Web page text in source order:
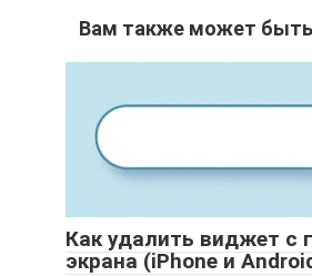
Вам также может быть
Как удалить виджет с
экрана (iPhone и